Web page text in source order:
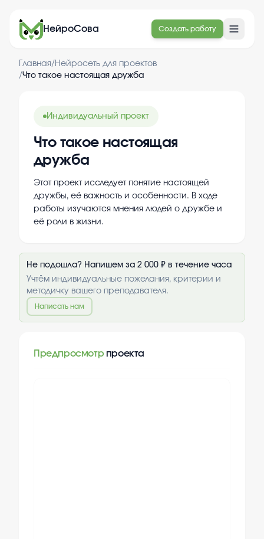
НейроСова Создать работу
Главная/ Нейросеть для проектов
/Что такое настоящая дружба
Индивидуальный проект
Что такое настоящая
дружба
Этот проект исследует понятие настоящей
дружбы, её важность и особенности. В ходе
работы изучаются мнения людей о дружбе и
её роли в жизни.
Не подошла? Напишем за 2 000 ₽ в течение часа
Учтём индивидуальные пожелания, критерии и
методичку вашего преподавателя.
Написать нам
Предпросмотр проекта